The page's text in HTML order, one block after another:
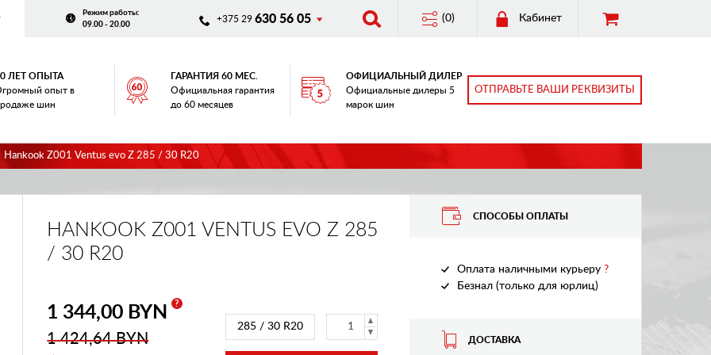
Режим работы:
09.00 - 20.00
+375 29 630 56 05 (0) Кабинет
ЛЕТ ОПЫТА
опыт в
шин
ГАРАНТИЯ 60 МЕС.
Официальная гарантия
до 60 месяцев
ОФИЦИАЛЬНЫЙ ДИЛЕР
Официальные дилеры 5
марок шин
ОТПРАВЬТЕ ВАШИ РЕКВИЗИТЫ
Hankook Z001 Ventus evo Z 285 / 30 R20
HANKOOK Z001 VENTUS EVO Z 285
/ 30 R20
1 344,00 BYN ?
1 424,64 BYN
285 / 30 R20
СПОСОБЫ ОПЛАТЫ
Оплата наличными курьеру ?
Безнал (только для юрлиц)
ДОСТАВКА